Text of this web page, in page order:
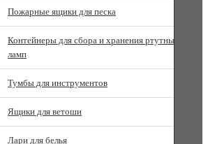
Пожарные ящики для песка
Контейнеры для сбора и хранения ртутных
ламп
Тумбы для инструментов
Ящики для ветоши
Лари для белья